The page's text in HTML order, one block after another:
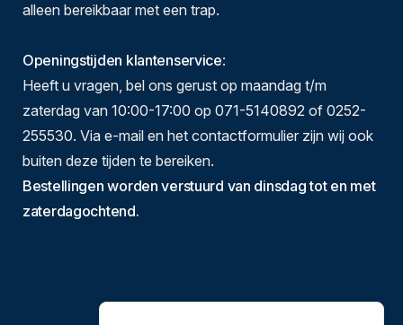
alleen bereikbaar met een trap.
Openingstijden klantenservice:
Heeft u vragen, bel ons gerust op maandag t/m
zaterdag van 10:00-17:00 op 071-5140892 of 0252-
255530. Via e-mail en het contactformulier zijn wij ook
buiten deze tijden te bereiken.
Bestellingen worden verstuurd van dinsdag tot en met
zaterdagochtend.